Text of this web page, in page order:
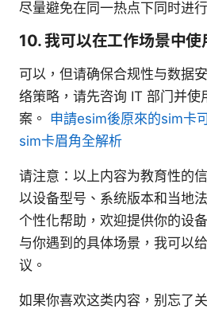
尽量避免在同一热点下同时进
10. 我可以在工作场景中使
可以，但请确保合规性与数据
络策略，请先咨询 IT 部门并使
案。 申請esim後原來的sim卡
sim卡眉角全解析
请注意：以上内容为教育性的
以设备型号、系统版本和当地
个性化帮助，欢迎提供你的设
与你遇到的具体场景，我可以
议。
如果你喜欢这类内容，别忘了